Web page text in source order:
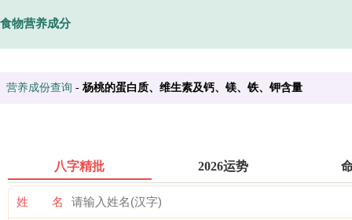
食物营养成分
营养成份查询 - 杨桃的蛋白质、维生素及钙、镁、铁、钾含量
八字精批 2026运势
姓 名